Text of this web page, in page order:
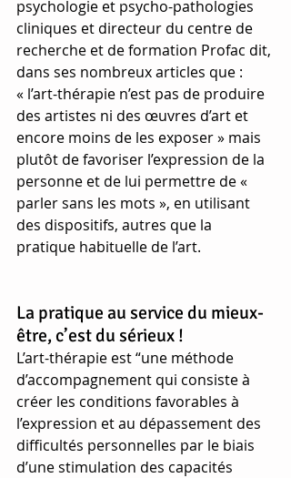
psychologie et psycho-pathologies
cliniques et directeur du centre de
recherche et de formation Profac dit,
dans ses nombreux articles que :
« l’art-thérapie n’est pas de produire
des artistes ni des œuvres d’art et
encore moins de les exposer » mais
plutôt de favoriser l’expression de la
personne et de lui permettre de «
parler sans les mots », en utilisant
des dispositifs, autres que la
pratique habituelle de l’art.
La pratique au service du mieux-
être, c’est du sérieux !
L’art-thérapie est “une méthode
d’accompagnement qui consiste à
créer les conditions favorables à
l’expression et au dépassement des
difficultés personnelles par le biais
d’une stimulation des capacités